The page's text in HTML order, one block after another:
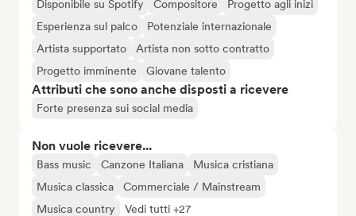
Disponibile su Spotify Compositore
Progetto agli inizi
Esperienza sul palco
Potenziale internazionale
Artista supportato
Artista non sotto contratto
Progetto imminente
Giovane talento
Attributi che sono anche disposti a ricevere
Forte presenza sui social media
Non vuole ricevere...
Bass music Canzone Italiana
Musica cristiana
Musica classica
Commerciale / Mainstream
Musica country
Vedi tutti +27